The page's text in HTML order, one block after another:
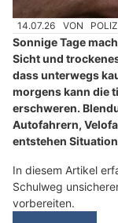
14.07.26 VON
Sonnige Tage
Sicht und
dass unterwegs
morgens kann die
erschweren.
Autofahrern,
entstehen
In diesem Artikel
Schulweg
vorbereiten.